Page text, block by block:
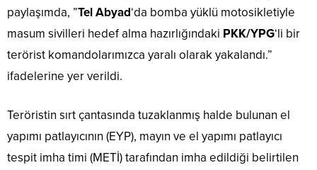
paylaşımda, ”Tel Abyad‘da bomba yüklü motosikletiyle
masum sivilleri hedef alma hazırlığındaki PKK/YPG‘li bir
terörist komandolarımızca yaralı olarak yakalandı.”
ifadelerine yer verildi.
Teröristin sırt çantasında tuzaklanmış halde bulunan el
yapımı patlayıcının (EYP), mayın ve el yapımı patlayıcı
tespit imha timi (METİ) tarafından imha edildiği belirtilen